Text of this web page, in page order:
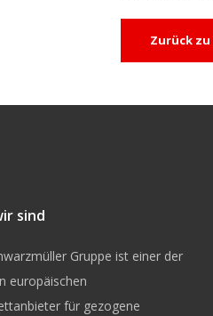
Zurück
sind
Gruppe ist einer der
europäischen
für gezogene